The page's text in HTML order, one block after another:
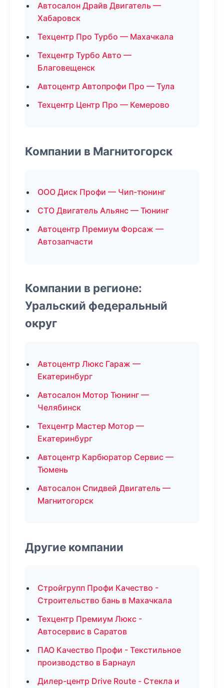
Автосалон Драйв Двигатель —
Хабаровск
Техцентр Про Турбо — Махачкала
Техцентр Турбо Авто —
Благовещенск
Автоцентр Автопрофи Про — Тула
Техцентр Центр Про — Кемерово
Компании в Магнитогорск
ООО Диск Профи — Чип-тюнинг
СТО Двигатель Альянс — Тюнинг
Автоцентр Премиум Форсаж —
Автозапчасти
Компании в регионе:
Уральский федеральный
округ
Автоцентр Люкс Гараж —
Екатеринбург
Автосалон Мотор Тюнинг —
Челябинск
Техцентр Мастер Мотор —
Екатеринбург
Автоцентр Карбюратор Сервис —
Тюмень
Автосалон Спидвей Двигатель —
Магнитогорск
Другие компании
Стройгрупп Профи Качество -
Строительство бань в Махачкала
Техцентр Премиум Люкс -
Автосервис в Саратов
ПАО Качество Профи - Текстильное
производство в Барнаул
Дилер-центр Drive Route - Стекла и